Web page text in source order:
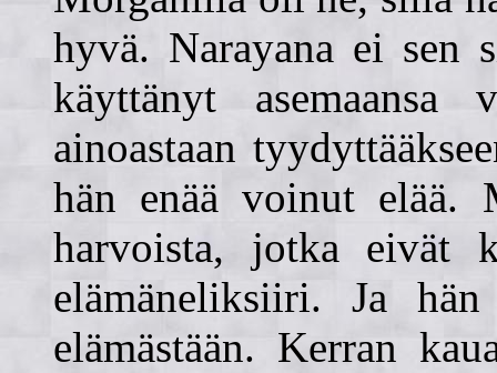
hyvä. Narayana ei sen
käyttänyt
ainoastaan
hän enää voinut
harvoista, jotka eivät
elämäneliksiiri. Ja
elämästään. Kerran